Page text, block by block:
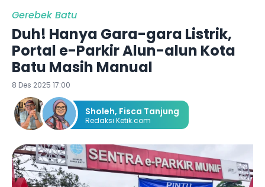
Gerebek Batu
Duh! Hanya Gara-gara Listrik,
Portal e-Parkir Alun-alun Kota
Batu Masih Manual
8 Des 2025 17:00
Sholeh, Fisca Tanjung
Redaksi Ketik.com